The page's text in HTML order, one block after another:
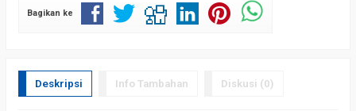
Bagikan ke
Deskripsi Info Tambahan Diskusi (0)